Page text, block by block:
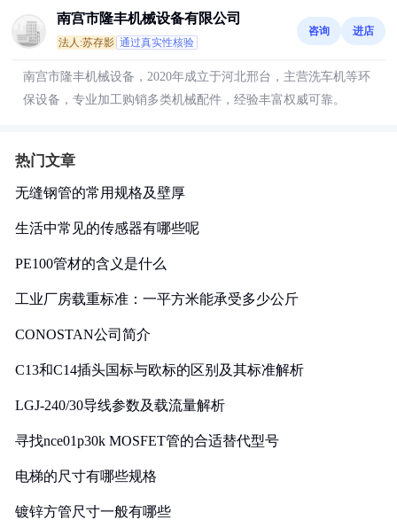
南宫市隆丰机械设备有限公司
法人:苏存影 通过真实性核验
咨询 进店
南宫市隆丰机械设备，2020年成立于河北邢台，主营洗车机等环
保设备，专业加工购销多类机械配件，经验丰富权威可靠。
热门文章
无缝钢管的常用规格及壁厚
生活中常见的传感器有哪些呢
PE100管材的含义是什么
工业厂房载重标准：一平方米能承受多少公斤
CONOSTAN公司简介
C13和C14插头国标与欧标的区别及其标准解析
LGJ-240/30导线参数及载流量解析
寻找nce01p30k MOSFET管的合适替代型号
电梯的尺寸有哪些规格
镀锌方管尺寸一般有哪些